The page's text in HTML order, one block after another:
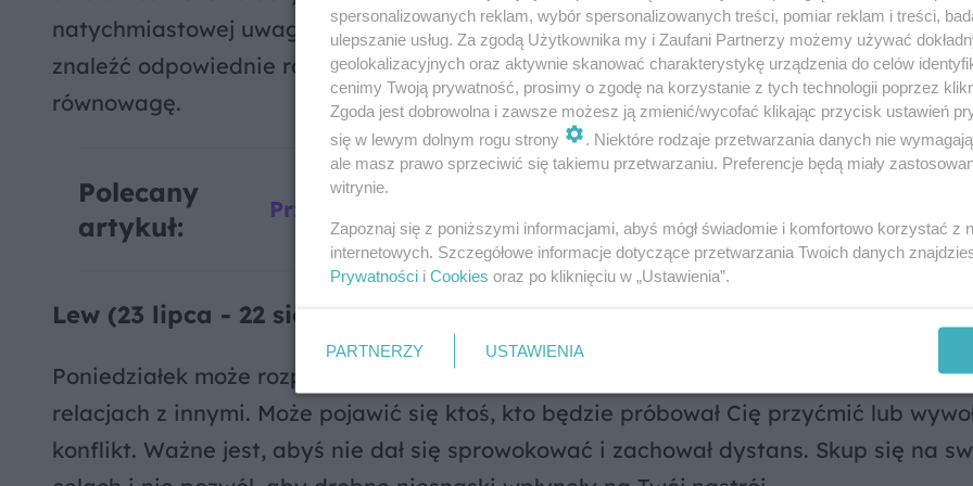
natychmiastowej uwagi. Choć początkowo możesz czuć się przytłoczony, z czasem
znaleźć odpowiednie rozwiązania. Wieczór spędzony w gronie bliskich pomoże Ci
równowagę.
Polecany
artykuł:
Przepowiednie. Co przepowiedział Grigorij Rasputin?
Lew (23 lipca - 22 sierpnia)
Poniedziałek może rozpocząć się spokojnie, ale w ciągu dnia możesz napotkać na
relacjach z innymi. Może pojawić się ktoś, kto będzie próbował Cię przyćmić lub
konflikt. Ważne jest, abyś nie dał się sprowokować i zachował dystans. Skup się na
spersonalizowanych reklam, wybór spersonalizowanych treści, pomiar reklam i treści,
ulepszanie usług. Za zgodą Użytkownika my i Zaufani Partnerzy możemy używać
geolokalizacyjnych oraz aktywnie skanować charakterystykę urządzenia do celów
cenimy Twoją prywatność, prosimy o zgodę na korzystanie z tych technologii poprzez
Zgoda jest dobrowolna i zawsze możesz ją zmienić/wycofać klikając przycisk ustawień
się w lewym dolnym rogu strony
. Niektóre rodzaje przetwarzania danych nie
ale masz prawo sprzeciwić się takiemu przetwarzaniu. Preferencje będą miały
witrynie.
Zapoznaj się z poniższymi informacjami, abyś mógł świadomie i komfortowo korzystać z
internetowych. Szczegółowe informacje dotyczące przetwarzania Twoich danych
Prywatności i Cookies oraz po kliknięciu w „Ustawienia”.
PARTNERZY USTAWIENIA